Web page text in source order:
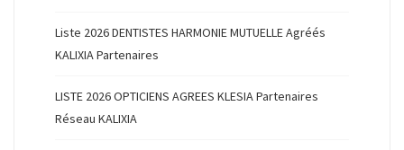
Liste 2026 DENTISTES HARMONIE MUTUELLE Agréés
KALIXIA Partenaires
LISTE 2026 OPTICIENS AGREES KLESIA Partenaires
Réseau KALIXIA